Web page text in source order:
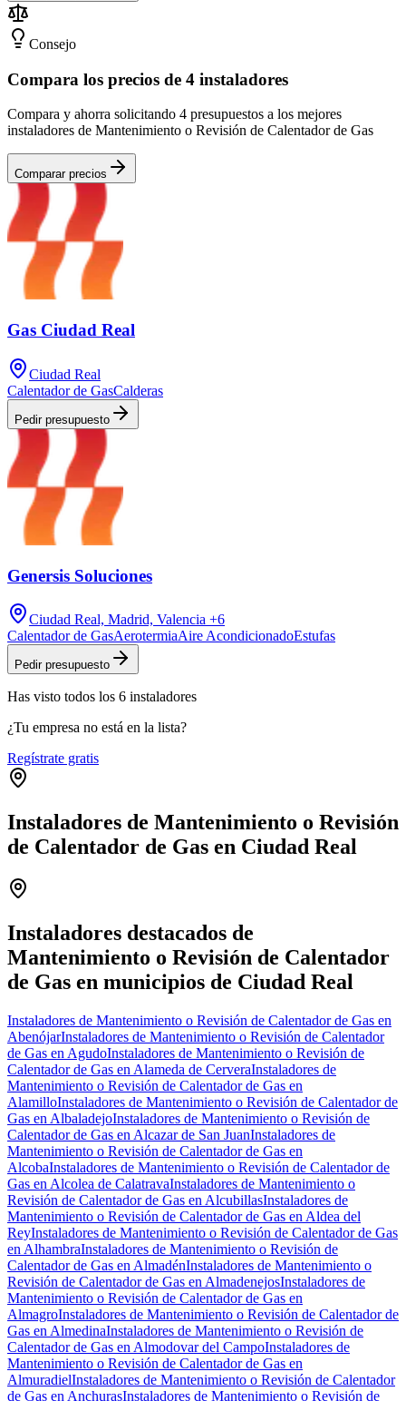
Consejo
Compara los precios de 4 instaladores
Compara y ahorra solicitando 4 presupuestos a los mejores
instaladores de Mantenimiento o Revisión de Calentador de Gas
Comparar precios
Gas Ciudad Real
Ciudad Real
Calentador de GasCalderas
Pedir presupuesto
Genersis Soluciones
Ciudad Real, Madrid, Valencia +6
Calentador de GasAerotermiaAire AcondicionadoEstufas
Pedir presupuesto
Has visto todos los 6 instaladores
¿Tu empresa no está en la lista?
Regístrate gratis
Instaladores de Mantenimiento o Revisión
de Calentador de Gas en Ciudad Real
−
Instaladores destacados de
Mantenimiento o Revisión de Calentador
de Gas en municipios de Ciudad Real
Instaladores de Mantenimiento o Revisión de Calentador de Gas en
AbenójarInstaladores de Mantenimiento o Revisión de Calentador
de Gas en AgudoInstaladores de Mantenimiento o Revisión de
Calentador de Gas en Alameda de CerveraInstaladores de
Mantenimiento o Revisión de Calentador de Gas en
AlamilloInstaladores de Mantenimiento o Revisión de Calentador de
Gas en AlbaladejoInstaladores de Mantenimiento o Revisión de
Calentador de Gas en Alcazar de San JuanInstaladores de
Mantenimiento o Revisión de Calentador de Gas en
AlcobaInstaladores de Mantenimiento o Revisión de Calentador de
Gas en Alcolea de CalatravaInstaladores de Mantenimiento o
Revisión de Calentador de Gas en AlcubillasInstaladores de
Mantenimiento o Revisión de Calentador de Gas en Aldea del
ReyInstaladores de Mantenimiento o Revisión de Calentador de Gas
en AlhambraInstaladores de Mantenimiento o Revisión de
Calentador de Gas en AlmadénInstaladores de Mantenimiento o
Revisión de Calentador de Gas en AlmadenejosInstaladores de
Mantenimiento o Revisión de Calentador de Gas en
AlmagroInstaladores de Mantenimiento o Revisión de Calentador de
Gas en AlmedinaInstaladores de Mantenimiento o Revisión de
Calentador de Gas en Almodovar del CampoInstaladores de
Mantenimiento o Revisión de Calentador de Gas en
AlmuradielInstaladores de Mantenimiento o Revisión de Calentador
de Gas en AnchurasInstaladores de Mantenimiento o Revisión de